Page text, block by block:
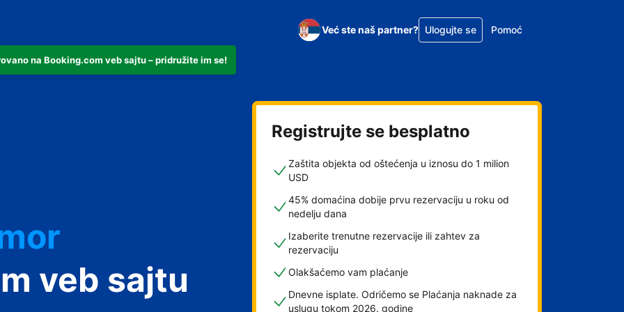
na Booking.com veb sajtu – pridružite im se!
Već ste naš partner? Ulogujte se Pomoć
veb sajtu
Registrujte se besplatno
Zaštita objekta od oštećenja u iznosu do 1 milion
USD
45% domaćina dobije prvu rezervaciju u roku od
nedelju dana
Izaberite trenutne rezervacije ili zahtev za
rezervaciju
Olakšaćemo vam plaćanje
Dnevne isplate. Odričemo se Plaćanja naknade za
uslugu tokom 2026. godine